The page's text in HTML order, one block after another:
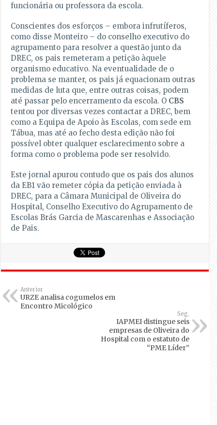
funcionária ou professora da escola.
Conscientes dos esforços – embora infrutíferos,
como disse Monteiro – do conselho executivo do
agrupamento para resolver a questão junto da
DREC, os pais remeteram a petição àquele
organismo educativo. Na eventualidade de o
problema se manter, os pais já equacionam outras
medidas de luta que, entre outras coisas, podem
até passar pelo encerramento da escola. O CBS
tentou por diversas vezes contactar a DREC, bem
como a Equipa de Apoio às Escolas, com sede em
Tábua, mas até ao fecho desta edição não foi
possível obter qualquer esclarecimento sobre a
forma como o problema pode ser resolvido.
Este jornal apurou contudo que os pais dos alunos
da EB1 vão remeter cópia da petição enviada à
DREC, para a Câmara Municipal de Oliveira do
Hospital, Conselho Executivo do Agrupamento de
Escolas Brás Garcia de Mascarenhas e Associação
de Pais.
Anterior
URZE analisa cogumelos em
Encontro Micológico
Seg.
IAPMEI distingue seis
empresas de Oliveira do
Hospital com o estatuto de
“PME Líder”